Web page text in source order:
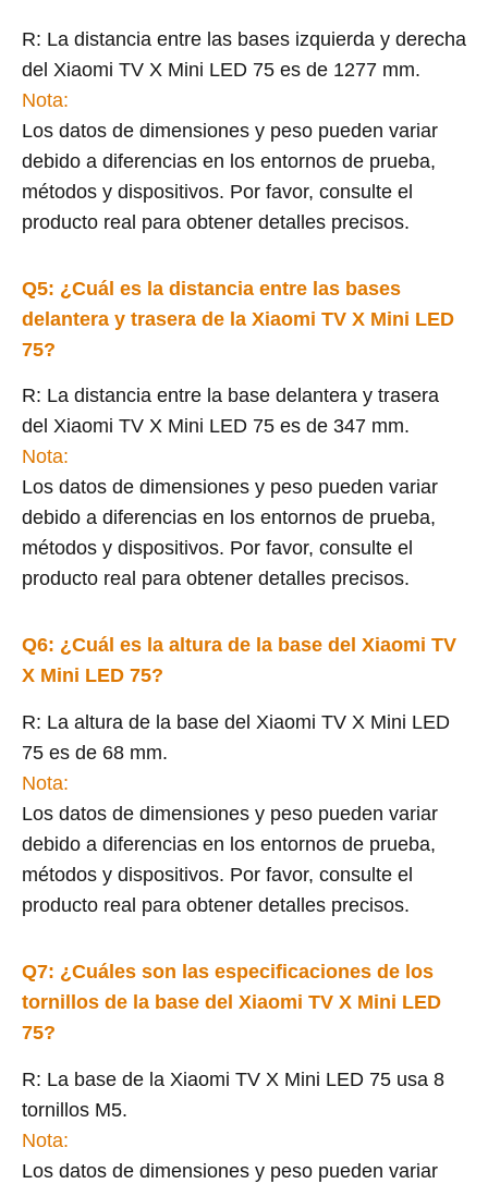
R: La distancia entre las bases izquierda y derecha
del Xiaomi TV X Mini LED 75 es de 1277 mm.
Nota:
Los datos de dimensiones y peso pueden variar
debido a diferencias en los entornos de prueba,
métodos y dispositivos. Por favor, consulte el
producto real para obtener detalles precisos.
Q5: ¿Cuál es la distancia entre las bases
delantera y trasera de la Xiaomi TV X Mini LED
75?
R: La distancia entre la base delantera y trasera
del Xiaomi TV X Mini LED 75 es de 347 mm.
Nota:
Los datos de dimensiones y peso pueden variar
debido a diferencias en los entornos de prueba,
métodos y dispositivos. Por favor, consulte el
producto real para obtener detalles precisos.
Q6: ¿Cuál es la altura de la base del Xiaomi TV
X Mini LED 75?
R: La altura de la base del Xiaomi TV X Mini LED
75 es de 68 mm.
Nota:
Los datos de dimensiones y peso pueden variar
debido a diferencias en los entornos de prueba,
métodos y dispositivos. Por favor, consulte el
producto real para obtener detalles precisos.
Q7: ¿Cuáles son las especificaciones de los
tornillos de la base del Xiaomi TV X Mini LED
75?
R: La base de la Xiaomi TV X Mini LED 75 usa 8
tornillos M5.
Nota:
Los datos de dimensiones y peso pueden variar